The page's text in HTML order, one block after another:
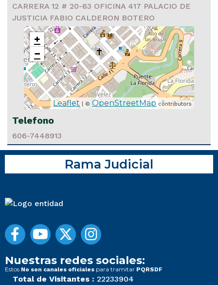
CARRERA 12 # 20-63 OFICINA 417 PALACIO DE
JUSTICIA FABIO CALDERON BOTERO
+
−
Leaflet| ©OpenStreetMapcontributors
Telefono
606-7448913
Rama Judicial
Nuestras redes sociales:
Estos No son canales oficiales para tramitar PQRSDF
Total de Visitantes : 22233904